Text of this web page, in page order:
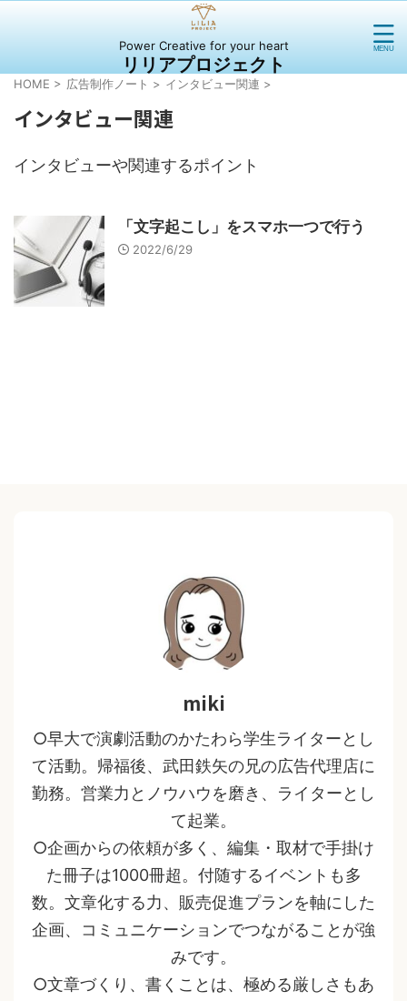
Power Creative for your heart
リリアプロジェクト
HOME > 広告制作ノート > インタビュー関連 >
インタビュー関連
インタビューや関連するポイント
「文字起こし」をスマホ一つで行う
2022/6/29
miki
○早大で演劇活動のかたわら学生ライターとし
て活動。帰福後、武田鉄矢の兄の広告代理店に
勤務。営業力とノウハウを磨き、ライターとし
て起業。
○企画からの依頼が多く、編集・取材で手掛け
た冊子は1000冊超。付随するイベントも多
数。文章化する力、販売促進プランを軸にした
企画、コミュニケーションでつながることが強
みです。
○文章づくり、書くことは、極める厳しさもあ